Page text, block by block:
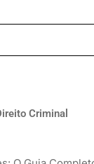
Criminal